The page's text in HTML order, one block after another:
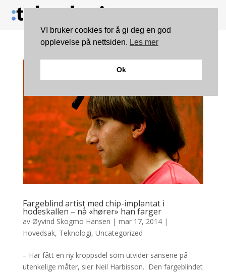
Fargeblind artist med chip-implantat i
hodeskallen – nå «hører» han farger
av Øyvind Skogmo Hansen | mar 17, 2014|
Hovedsak, Teknologi, Uncategorized
– Har fått en ny kroppsdel som utvider sansene på
utenkelige måter, sier Neil Harbisson. Den fargeblindet
VI bruker cookies for å gi deg en god
opplevelse på nettsiden. Les mer
Ok